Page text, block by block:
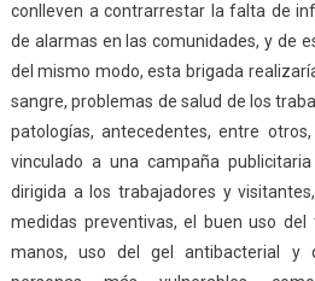
conlleven a contrarrestar la falta de
de alarmas en las comunidades, y de
del mismo modo, esta brigada
sangre, problemas de salud de los
patologías, antecedentes, entre
vinculado a una campaña
dirigida a los trabajadores y
medidas preventivas, el buen uso del
manos, uso del gel antibacterial y